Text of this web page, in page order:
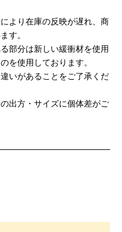
より在庫の反映が遅れ、商
す。
部分は新しい緩衝材を使用
を使用しております。
いがあることをご了承くだ
出方・サイズに個体差がご